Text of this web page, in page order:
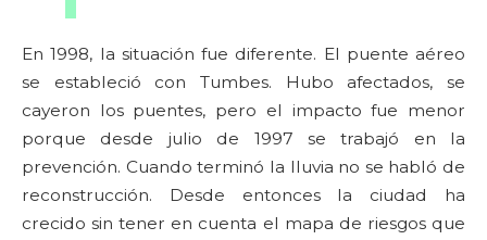
En 1998, la situación fue diferente. El puente aéreo
se estableció con Tumbes. Hubo afectados, se
cayeron los puentes, pero el impacto fue menor
porque desde julio de 1997 se trabajó en la
prevención. Cuando terminó la lluvia no se habló de
reconstrucción. Desde entonces la ciudad ha
crecido sin tener en cuenta el mapa de riesgos que